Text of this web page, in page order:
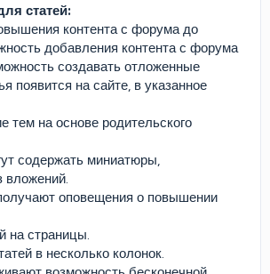
статей:
контента с форума до
добавления контента с форума
создавать отложенные
появится на сайте, в указанное
тем на основе родительского
содержать миниатюры,
вложений.
оповещения о повышении
на страницы.
в несколько колонок.